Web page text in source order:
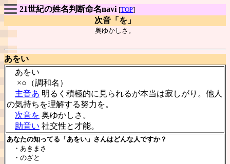
21世紀の姓名判断命名navi [TOP]
次音「を」
奥ゆかしさ。
あをい
あをい
×○（調和名）
主音あ 明るく積極的に見られるが本当は寂しがり。他人
の気持ちを理解する努力を。
次音を 奥ゆかしさ。
助音い 社交性と才能。
あなたの知ってる「あをい」さんはどんな人ですか？
・あきまさ
・のざと